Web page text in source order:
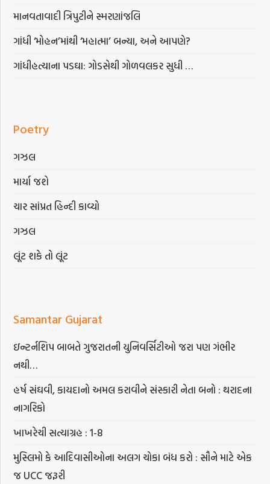
માનવતાવાદી ત્રિપુટીને સ્મરણાંજલિ
ગાંધી ‘મોહન’માંથી ‘મહાત્મા’ બન્યા, અને આપણે?
ગાંધીહત્યાના પડઘા: ગોડસેથી ગોળવલકર સુધી …
Poetry
ગઝલ
માર્યા જશે
ચાર સાંપ્રત હિન્દી કાવ્યો
ગઝલ
લૂંટ શકે તો લૂંટ
Samantar Gujarat
ઇન્ટર્નશિપ બાબતે ગુજરાતની યુનિવર્સિટીઓ જરા પણ ગંભીર
નથી…
હર્ષ સંઘવી, કાયદાનો અમલ કરાવીને સંસ્કારી નેતા બનો : થરાદના
નાગરિકો
ખાખરેચી સત્યાગ્રહ : 1-8
મુસ્લિમો કે આદિવાસીઓના અલગ ચોકા બંધ કરો : સૌને માટે એક
જ UCC જરૂરી